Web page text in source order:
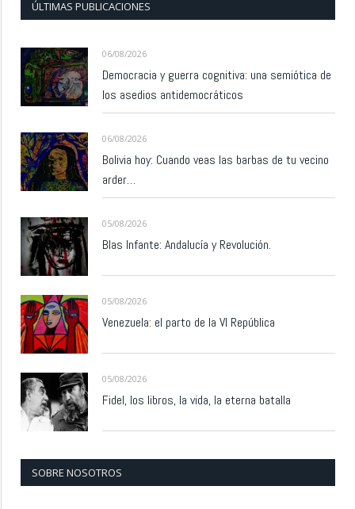
ÚLTIMAS PUBLICACIONES
06/08/2026
Democracia y guerra cognitiva: una semiótica de
los asedios antidemocráticos
06/08/2026
Bolivia hoy: Cuando veas las barbas de tu vecino
arder…
05/08/2026
Blas Infante: Andalucía y Revolución.
05/08/2026
Venezuela: el parto de la VI República
05/08/2026
Fidel, los libros, la vida, la eterna batalla
SOBRE NOSOTROS